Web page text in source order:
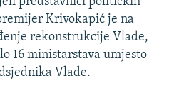
Krivokapić je na
rekonstrukcije Vlade,
16 ministarstava umjesto
Vlade.